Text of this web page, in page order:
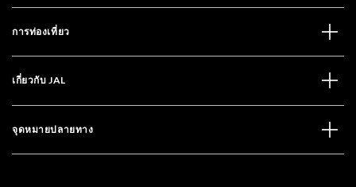
การท่องเที่ยว
เกี่ยวกับ JAL
จุดหมายปลายทาง